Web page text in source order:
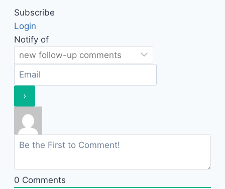
Subscribe
Login
Notify of
0 Comments